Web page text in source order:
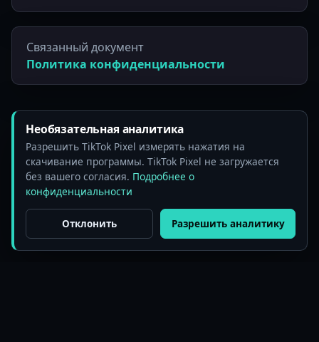
Связанный документ
Политика конфиденциальности
Необязательная аналитика
Разрешить TikTok Pixel измерять нажатия на
скачивание программы. TikTok Pixel не загружается
без вашего согласия. Подробнее о
конфиденциальности
Отклонить Разрешить аналитику